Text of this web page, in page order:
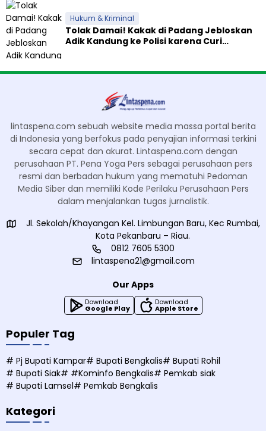
Hukum & Kriminal
Tolak Damai! Kakak di Padang Jebloskan
Adik Kandung ke Polisi karena Curi
lintaspena.com sebuah website media massa portal berita
di Indonesia yang berfokus pada penyajian informasi terkini
secara cepat dan akurat. Lintaspena.com dengan
perusahaan PT. Pena Yoga Pers sebagai perusahaan pers
resmi dan berbadan hukum yang mematuhi Pedoman
Media Siber dan memiliki Kode Perilaku Perusahaan Pers
dalam menjalankan tugas jurnalistik.
Jl. Sekolah/Khayangan Kel. Limbungan Baru, Kec Rumbai,
Kota Pekanbaru – Riau.
0812 7605 5300
lintaspena21@gmail.com
Our Apps
Download
Google Play
Download
Apple Store
Populer Tag
# Pj Bupati Kampar# Bupati Bengkalis# Bupati Rohil
# Bupati Siak# #Kominfo Bengkalis# Pemkab siak
# Bupati Lamsel# Pemkab Bengkalis
Kategori